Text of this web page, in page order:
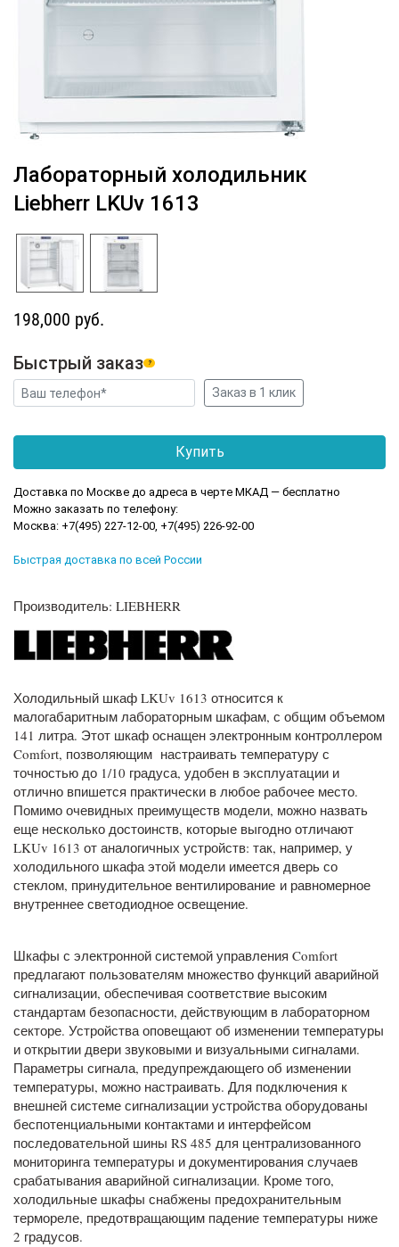
Лабораторный холодильник
Liebherr LKUv 1613
198,000 руб.
Быстрый заказ ?
Доставка по Москве до адреса в черте МКАД — бесплатно
Можно заказать по телефону:
Москва: +7(495) 227-12-00, +7(495) 226-92-00
Быстрая доставка по всей России
Производитель: LIEBHERR
Холодильный шкаф LKUv 1613 относится к
малогабаритным лабораторным шкафам, с общим объемом
141 литра. Этот шкаф оснащен электронным контроллером
Comfort, позволяющим настраивать температуру с
точностью до 1/10 градуса, удобен в эксплуатации и
отлично впишется практически в любое рабочее место.
Помимо очевидных преимуществ модели, можно назвать
еще несколько достоинств, которые выгодно отличают
LKUv 1613 от аналогичных устройств: так, например, у
холодильного шкафа этой модели имеется дверь со
стеклом, принудительное вентилирование и равномерное
внутреннее светодиодное освещение.
Шкафы с электронной системой управления Comfort
предлагают пользователям множество функций аварийной
сигнализации, обеспечивая соответствие высоким
стандартам безопасности, действующим в лабораторном
секторе. Устройства оповещают об изменении температуры
и открытии двери звуковыми и визуальными сигналами.
Параметры сигнала, предупреждающего об изменении
температуры, можно настраивать. Для подключения к
внешней системе сигнализации устройства оборудованы
беспотенциальными контактами и интерфейсом
последовательной шины RS 485 для централизованного
мониторинга температуры и документирования случаев
срабатывания аварийной сигнализации. Кроме того,
холодильные шкафы снабжены предохранительным
термореле, предотвращающим падение температуры ниже
2 градусов.